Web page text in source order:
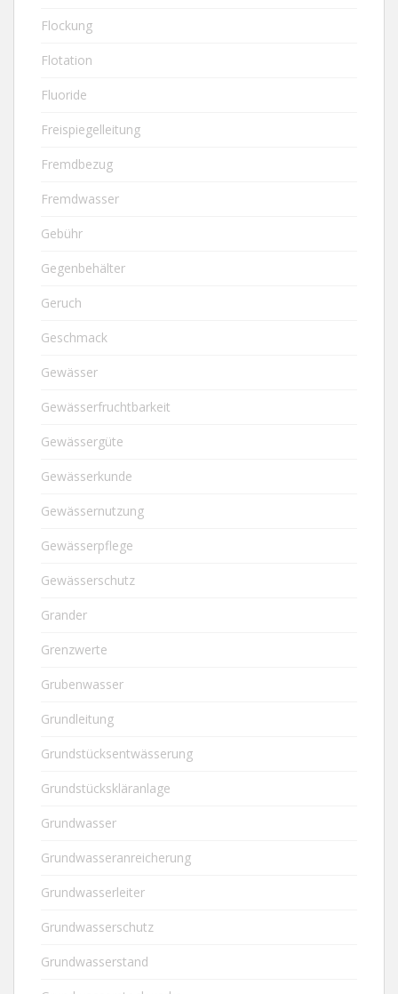
Flockung
Flotation
Fluoride
Freispiegelleitung
Fremdbezug
Fremdwasser
Gebühr
Gegenbehälter
Geruch
Geschmack
Gewässer
Gewässerfruchtbarkeit
Gewässergüte
Gewässerkunde
Gewässernutzung
Gewässerpflege
Gewässerschutz
Grander
Grenzwerte
Grubenwasser
Grundleitung
Grundstücksentwässerung
Grundstückskläranlage
Grundwasser
Grundwasseranreicherung
Grundwasserleiter
Grundwasserschutz
Grundwasserstand